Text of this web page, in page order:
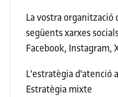
La vostra organització
següents xarxes
Facebook, Instagram,
L'estratègia d'atenció
Estratègia mixte